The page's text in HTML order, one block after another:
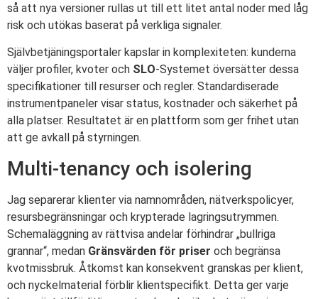
så att nya versioner rullas ut till ett litet antal noder med låg
risk och utökas baserat på verkliga signaler.
Självbetjäningsportaler kapslar in komplexiteten: kunderna
väljer profiler, kvoter och SLO-Systemet översätter dessa
specifikationer till resurser och regler. Standardiserade
instrumentpaneler visar status, kostnader och säkerhet på
alla platser. Resultatet är en plattform som ger frihet utan
att ge avkall på styrningen.
Multi-tenancy och isolering
Jag separerar klienter via namnområden, nätverkspolicyer,
resursbegränsningar och krypterade lagringsutrymmen.
Schemaläggning av rättvisa andelar förhindrar „bullriga
grannar“, medan Gränsvärden för priser och begränsa
kvotmissbruk. Åtkomst kan konsekvent granskas per klient,
och nyckelmaterial förblir klientspecifikt. Detta ger varje